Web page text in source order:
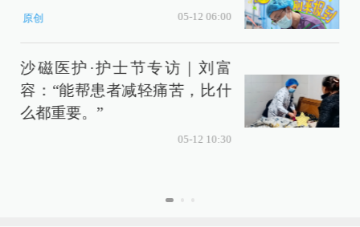
原创 05-12 06:00
沙磁医护·护士节专访｜刘富
容：“能帮患者减轻痛苦，比什
么都重要。”
05-12 10:30